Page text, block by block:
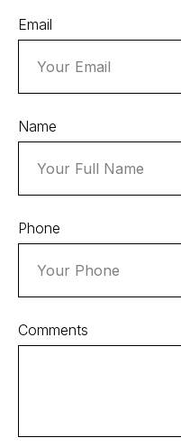
Email
Name
Phone
Comments